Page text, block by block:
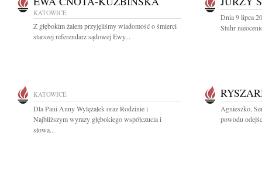
KATOWICE
Z głębokim żalem przyjęliśmy wiadomość o śmierci
starszej referendarz sądowej Ewy...
Dnia 9 lipca
Stuhr
KATOWICE
Dla Pani Anny Wylężałek oraz Rodzinie i
Najbliższym wyrazy głębokiego współczucia i
słowa...
Agnieszko,
powodu